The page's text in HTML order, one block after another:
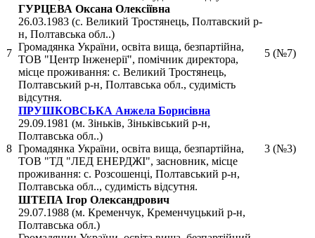
7
ГУРЦЕВА Оксана Олексіївна
26.03.1983 (с. Великий Тростянець, Полтавский р-
н, Полтавська обл..)
Громадянка України, освіта вища, безпартійна,
ТОВ "Центр Інженерії", помічник директора,
місце проживання: с. Великий Тростянець,
Полтавський р-н, Полтавська обл., судимість
відсутня.
5 (№7)
8
ПРУШКОВСЬКА Анжела Борисівна
29.09.1981 (м. Зіньків, Зіньківський р-н,
Полтавська обл..)
Громадянка України, освіта вища, безпартійна,
ТОВ "ТД "ЛЕД ЕНЕРДЖІ", засновник, місце
проживання: с. Розсошенці, Полтавський р-н,
Полтавська обл.., судимість відсутня.
3 (№3)
ШТЕПА Ігор Олександрович
29.07.1988 (м. Кременчук, Кременчуцький р-н,
Полтавська обл.)